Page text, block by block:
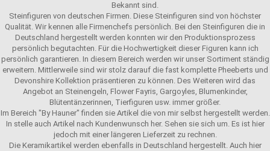
Bekannt sind.
Steinfiguren von deutschen Firmen. Diese Steinfiguren sind von höchster
Qualität. Wir kennen alle Firmenchefs persönlich. Bei den Steinfiguren die in
Deutschland hergestellt werden konnten wir den Produktionsprozess
persönlich begutachten. Für die Hochwertigkeit dieser Figuren kann ich
persönlich garantieren. In diesem Bereich werden wir unser Sortiment ständig
erweitern. Mittlerweile sind wir stolz darauf die fast komplette Pheeberts und
Devonshire Kollektion präsentieren zu können. Des Weiteren wird das
Angebot an Steinengeln, Flower Fayris, Gargoyles, Blumenkinder,
Blütentänzerinnen, Tierfiguren usw. immer größer.
Im Bereich "By Hauner" finden sie Artikel die von mir selbst hergestellt werden.
In stelle auch Artikel nach Kundenwunsch her. Sehen sie sich um. Es ist hier
jedoch mit einer längeren Lieferzeit zu rechnen.
Die Keramikartikel werden ebenfalls in Deutschland hergestellt. Auch hier